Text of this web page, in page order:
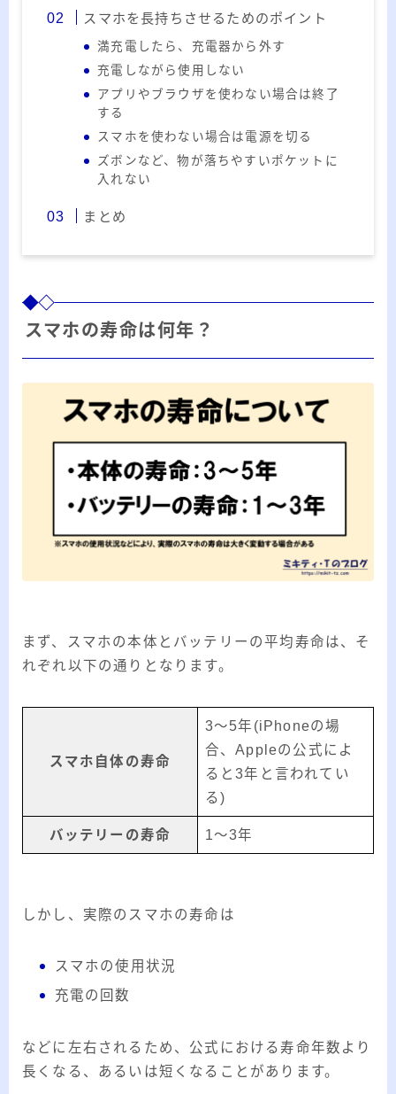
≫お問い合わせはこちら
スマホを長持ちさせるためのポイント
満充電したら、充電器から外す
充電しながら使用しない
アプリやブラウザを使わない場合は終了
する
スマホを使わない場合は電源を切る
ズボンなど、物が落ちやすいポケットに
入れない
まとめ
スマホの寿命は何年？
まず、スマホの本体とバッテリーの平均寿命は、そ
れぞれ以下の通りとなります。
スマホ自体の寿命
3～5年(iPhoneの場
合、Appleの公式によ
ると3年と言われてい
る)
バッテリーの寿命 1～3年
しかし、実際のスマホの寿命は
スマホの使用状況
充電の回数
などに左右されるため、公式における寿命年数より
長くなる、あるいは短くなることがあります。